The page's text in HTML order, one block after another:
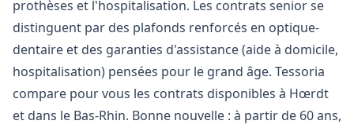
prothèses et l'hospitalisation. Les contrats senior se
distinguent par des plafonds renforcés en optique-
dentaire et des garanties d'assistance (aide à domicile,
hospitalisation) pensées pour le grand âge. Tessoria
compare pour vous les contrats disponibles à Hœrdt
et dans le Bas-Rhin. Bonne nouvelle : à partir de 60 ans,